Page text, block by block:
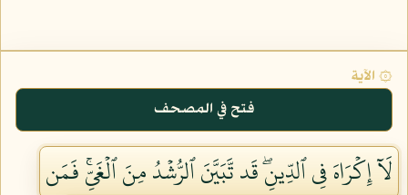
۞ الآية
فتح في المصحف
لَآ إِكۡرَاهَ فِي ٱلدِّينِۖ قَد تَّبَيَّنَ ٱلرُّشۡدُ مِنَ ٱلۡغَيِّۚ فَمَن